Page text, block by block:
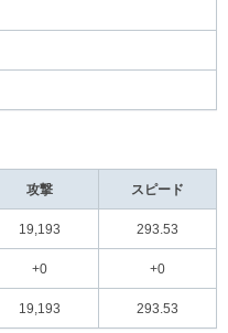
攻撃 スピード
19,193 293.53
+0 +0
19,193 293.53